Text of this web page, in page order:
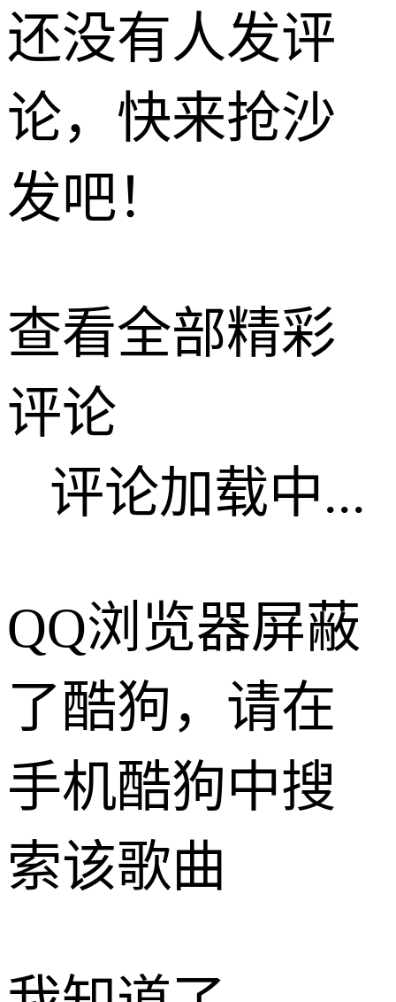
还没有人发评
论，快来抢沙
发吧！
查看全部精彩
评论
评论加载中...
QQ浏览器屏蔽
了酷狗，请在
手机酷狗中搜
索该歌曲